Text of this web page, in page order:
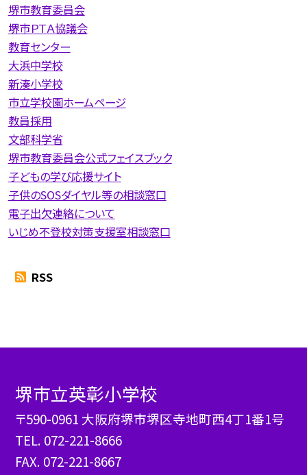
堺市教育委員会
堺市ＰＴＡ協議会
教育センター
大浜中学校
新湊小学校
市立学校園ホームページ
教員採用
文部科学省
堺市教育委員会公式フェイスブック
子どもの学び応援サイト
子供のSOSダイヤル等の相談窓口
電子出欠連絡について
いじめ不登校対策支援室相談窓口
RSS
堺市立英彰小学校
〒590-0961 大阪府堺市堺区寺地町西4丁1番1号
TEL. 072-221-8666
FAX. 072-221-8667